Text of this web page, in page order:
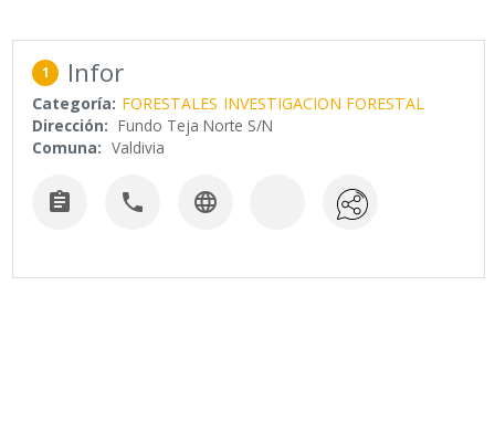
1 Infor
Categoría: FORESTALES INVESTIGACION FORESTAL
Dirección: Fundo Teja Norte S/N
Comuna: Valdivia
  